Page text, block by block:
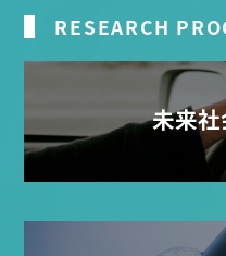
RESEARCH
未来